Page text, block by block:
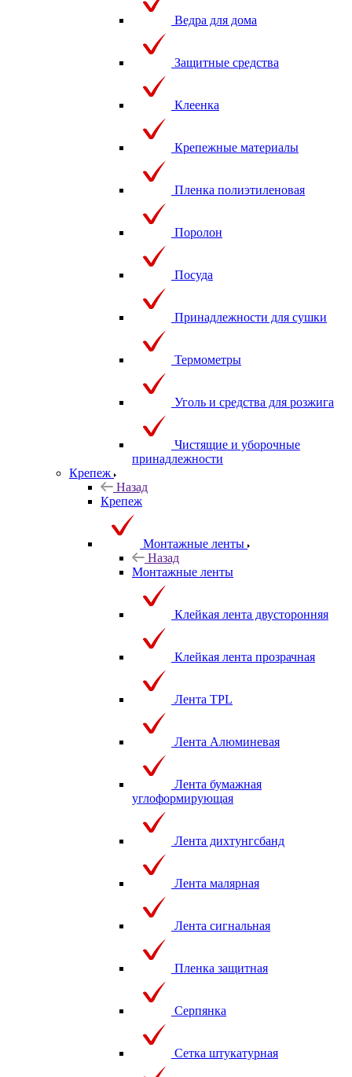
Ведра для дома
Защитные средства
Клеенка
Крепежные материалы
Пленка полиэтиленовая
Поролон
Посуда
Принадлежности для сушки
Термометры
Уголь и средства для розжига
Чистящие и уборочные
принадлежности
Крепеж
Назад
Крепеж
Монтажные ленты
Назад
Монтажные ленты
Клейкая лента двусторонняя
Клейкая лента прозрачная
Лента TPL
Лента Алюминевая
Лента бумажная
углоформирующая
Лента дихтунгсбанд
Лента малярная
Лента сигнальная
Пленка защитная
Серпянка
Сетка штукатурная